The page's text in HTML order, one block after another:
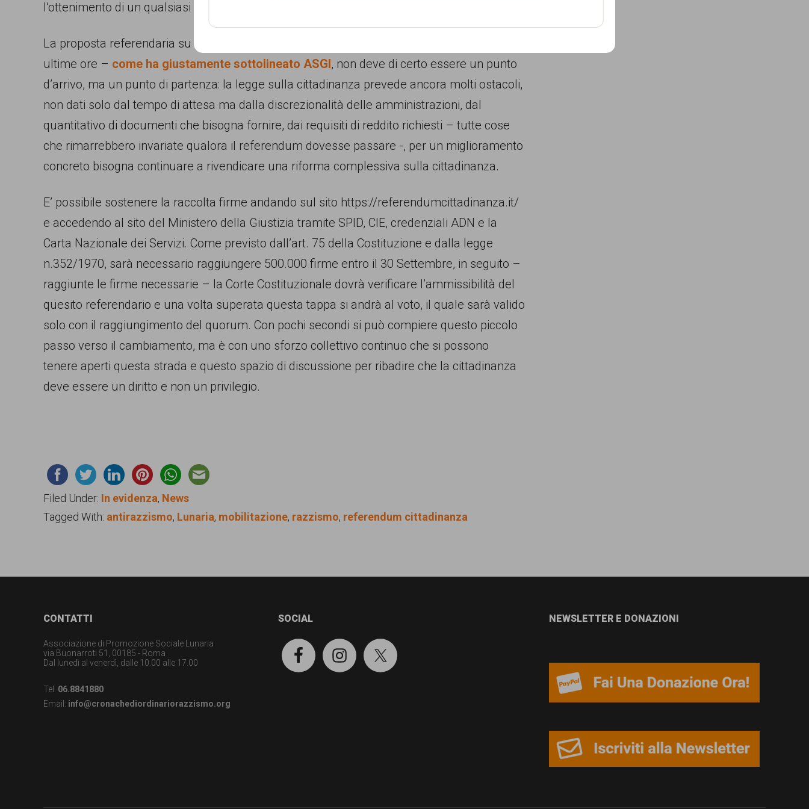
l’ottenimento di un qualsiasi documento che legittimi la presenza sul suolo italiano.
La proposta referendaria su cui si stanno raccogliendo le firme – in rapida crescita nelle
ultime ore – come ha giustamente sottolineato ASGI, non deve di certo essere un punto
d’arrivo, ma un punto di partenza: la legge sulla cittadinanza prevede ancora molti ostacoli,
non dati solo dal tempo di attesa ma dalla discrezionalità delle amministrazioni, dal
quantitativo di documenti che bisogna fornire, dai requisiti di reddito richiesti – tutte cose
che rimarrebbero invariate qualora il referendum dovesse passare -, per un miglioramento
concreto bisogna continuare a rivendicare una riforma complessiva sulla cittadinanza.
E’ possibile sostenere la raccolta firme andando sul sito https://referendumcittadinanza.it/
e accedendo al sito del Ministero della Giustizia tramite SPID, CIE, credenziali ADN e la
Carta Nazionale dei Servizi. Come previsto dall’art. 75 della Costituzione e dalla legge
n.352/1970, sarà necessario raggiungere 500.000 firme entro il 30 Settembre, in seguito –
raggiunte le firme necessarie – la Corte Costituzionale dovrà verificare l’ammissibilità del
quesito referendario e una volta superata questa tappa si andrà al voto, il quale sarà valido
solo con il raggiungimento del quorum. Con pochi secondi si può compiere questo piccolo
passo verso il cambiamento, ma è con uno sforzo collettivo continuo che si possono
tenere aperti questa strada e questo spazio di discussione per ribadire che la cittadinanza
deve essere un diritto e non un privilegio.
Filed Under: In evidenza, News
Tagged With: antirazzismo, Lunaria, mobilitazione, razzismo, referendum cittadinanza
FooterCONTATTI
Associazione di Promozione Sociale Lunaria
via Buonarroti 51, 00185 - Roma
Dal lunedì al venerdì, dalle 10.00 alle 17.00
Tel. 06.8841880
Email: info@cronachediordinariorazzismo.org
SOCIAL NEWSLETTER E DONAZIONI